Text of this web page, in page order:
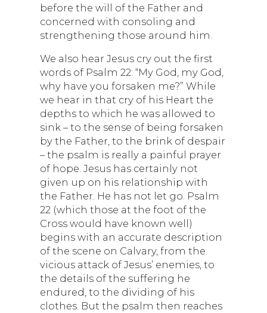
before the will of the Father and
concerned with consoling and
strengthening those around him.
We also hear Jesus cry out the first
words of Psalm 22: “My God, my God,
why have you forsaken me?” While
we hear in that cry of his Heart the
depths to which he was allowed to
sink – to the sense of being forsaken
by the Father, to the brink of despair
– the psalm is really a painful prayer
of hope. Jesus has certainly not
given up on his relationship with
the Father. He has not let go. Psalm
22 (which those at the foot of the
Cross would have known well)
begins with an accurate description
of the scene on Calvary, from the
vicious attack of Jesus’ enemies, to
the details of the suffering he
endured, to the dividing of his
clothes. But the psalm then reaches